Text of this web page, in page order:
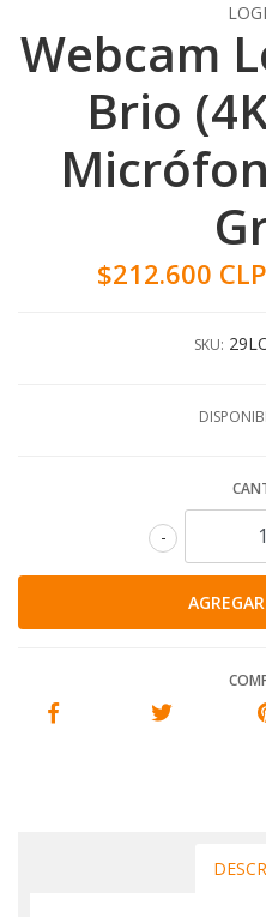
Webcam
Brio
$212.600 CLP
SKU:
-